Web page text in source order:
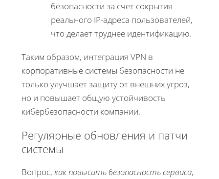
безопасности за счет сокрытия
реального IP-адреса пользователей,
что делает труднее идентификацию.
Таким образом, интеграция VPN в
корпоративные системы безопасности не
только улучшает защиту от внешних угроз,
но и повышает общую устойчивость
кибербезопасности компании.
Регулярные обновления и патчи
системы
Вопрос, как повысить безопасность сервиса,